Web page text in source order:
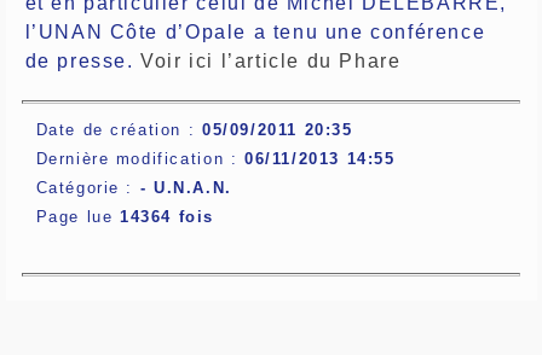
l’UNAN Côte d’Opale a tenu une conférence
de presse.Voir ici l’article du Phare
Date de création : 05/09/2011 20:35
Dernière modification : 06/11/2013 14:55
Catégorie : - U.N.A.N.
Page lue 14364 fois